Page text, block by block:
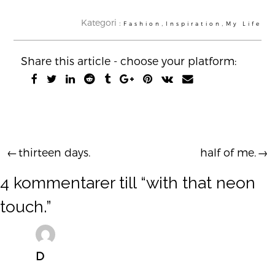
Kategori : Fashion , Inspiration , My Life
Share this article - choose your platform:
Inläggsnavigering
thirteen days. half of me.
4 kommentarer till “with that neon
touch.”
D